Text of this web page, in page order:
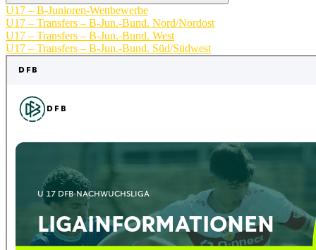
U17 – B-Junioren-Wettbewerbe
U17 – Transfers – B-Jun.-Bund. Nord/Nordost
U17 – Transfers – B-Jun.-Bund. West
U17 – Transfers – B-Jun.-Bund. Süd/Südwest